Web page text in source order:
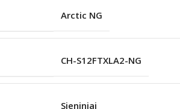
Arctic NG
CH-S12FTXLA2-NG
Sieniniai